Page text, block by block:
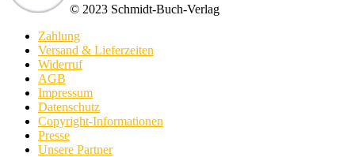
© 2023 Schmidt-Buch-Verlag
Zahlung
Versand & Lieferzeiten
Widerruf
AGB
Impressum
Datenschutz
Copyright-Informationen
Presse
Unsere Partner